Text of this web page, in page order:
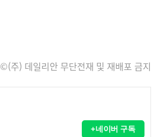
©(주) 데일리안 무단전재 및 재배포 금지
+네이버 구독